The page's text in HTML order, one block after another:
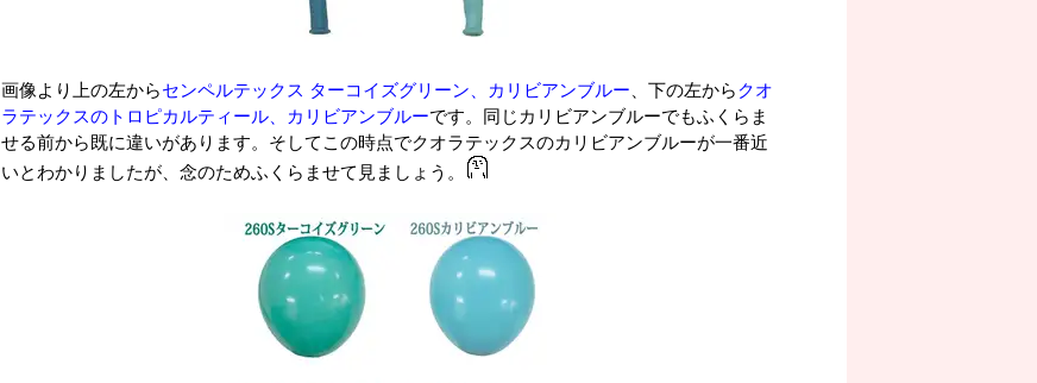
画像より上の左からセンペルテックス ターコイズグリーン、カリビアンブルー 、下の左からクオ
ラテックスのトロピカルティール、カリビアンブルーです。同じカリビアンブルーでもふくらま
せる前から既に違いがあります。そしてこの時点でクオラテックスのカリビアンブルーが一番近
いとわかりましたが、念のためふくらませて見ましょう。